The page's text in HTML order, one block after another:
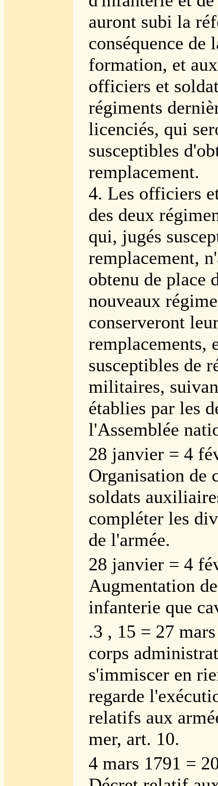
auront subi la
conséquence de
formation, et
officiers et
régiments
licenciés, qui
susceptibles
remplacement.
4. Les officiers
des deux
qui, jugés
remplacement,
obtenu de place
nouveaux
conserveront
remplacements,
susceptibles de
militaires,
établies par les
l'Assemblée
28 janvier = 4
Organisation de
soldats
compléter les
de l'armée.
28 janvier = 4
Augmentation
infanterie que
.3 , 15 = 27
corps
s'immiscer en
regarde
relatifs aux
mer, art. 10.
4 mars 1791 =